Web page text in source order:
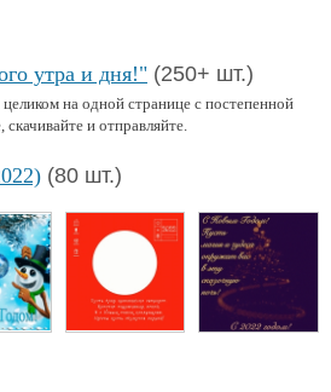
утра и дня!" (250+ шт.)
на одной странице с постепенной
и отправляйте.
(80 шт.)